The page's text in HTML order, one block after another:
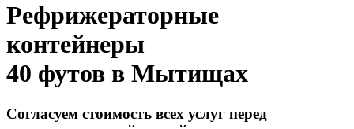
Рефрижераторные
контейнеры
40 футов в Мытищах
Согласуем стоимость всех услуг перед